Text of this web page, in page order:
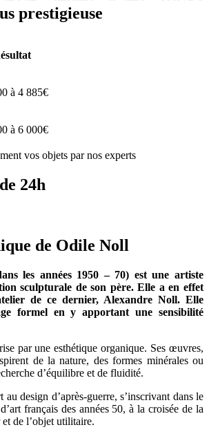
prestigieuse
à 4 885€
à 6 000€
vos objets par nos experts
24h
de Odile Noll
les années 1950 – 70) est une artiste
sculpturale de son père. Elle a en effet
de ce dernier, Alexandre Noll. Elle
formel en y apportant une sensibilité
par une esthétique organique. Ses œuvres,
de la nature, des formes minérales ou
d’équilibre et de fluidité.
design d’après-guerre, s’inscrivant dans le
français des années 50, à la croisée de la
de l’objet utilitaire.